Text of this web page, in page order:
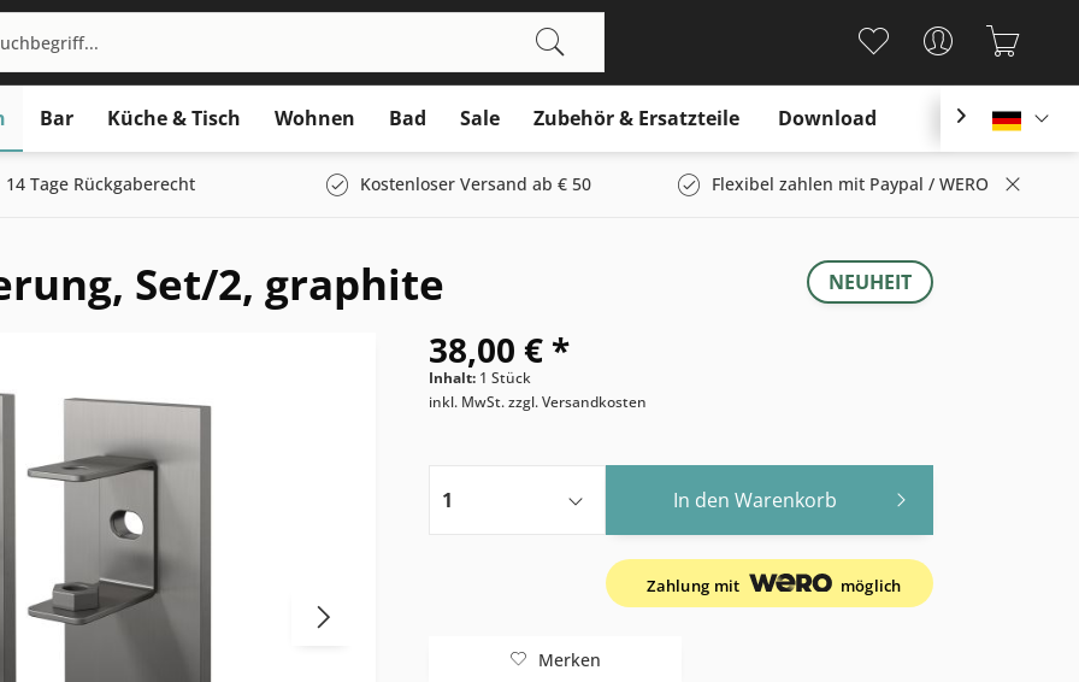
Bar Küche & Tisch Wohnen Bad Sale Zubehör & Ersatzteile Download 
14 Tage Rückgaberecht Kostenloser Versand ab € 50 Flexibel zahlen mit Paypal / WERO
Set/2, graphite NEUHEIT
38,00 € *
Inhalt: 1 Stück
inkl. MwSt.zzgl. Versandkosten
In den Warenkorb
Zahlung mit möglich
Merken